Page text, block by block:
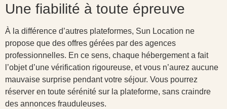
Une fiabilité à toute épreuve
À la différence d’autres plateformes, Sun Location ne
propose que des offres gérées par des agences
professionnelles. En ce sens, chaque hébergement a fait
l’objet d’une vérification rigoureuse, et vous n’aurez aucune
mauvaise surprise pendant votre séjour. Vous pourrez
réserver en toute sérénité sur la plateforme, sans craindre
des annonces frauduleuses.